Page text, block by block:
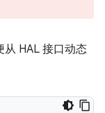
HAL 接口动态